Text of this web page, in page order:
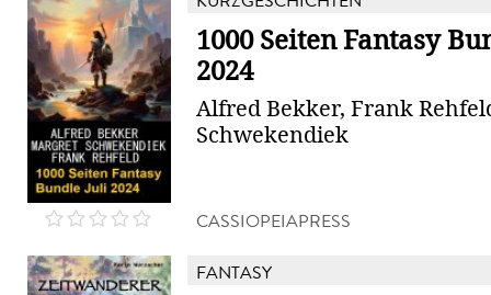
1000 Seiten Fantasy
2024
Alfred Bekker, Frank
Schwekendiek
CASSIOPEIAPRESS
FANTASY